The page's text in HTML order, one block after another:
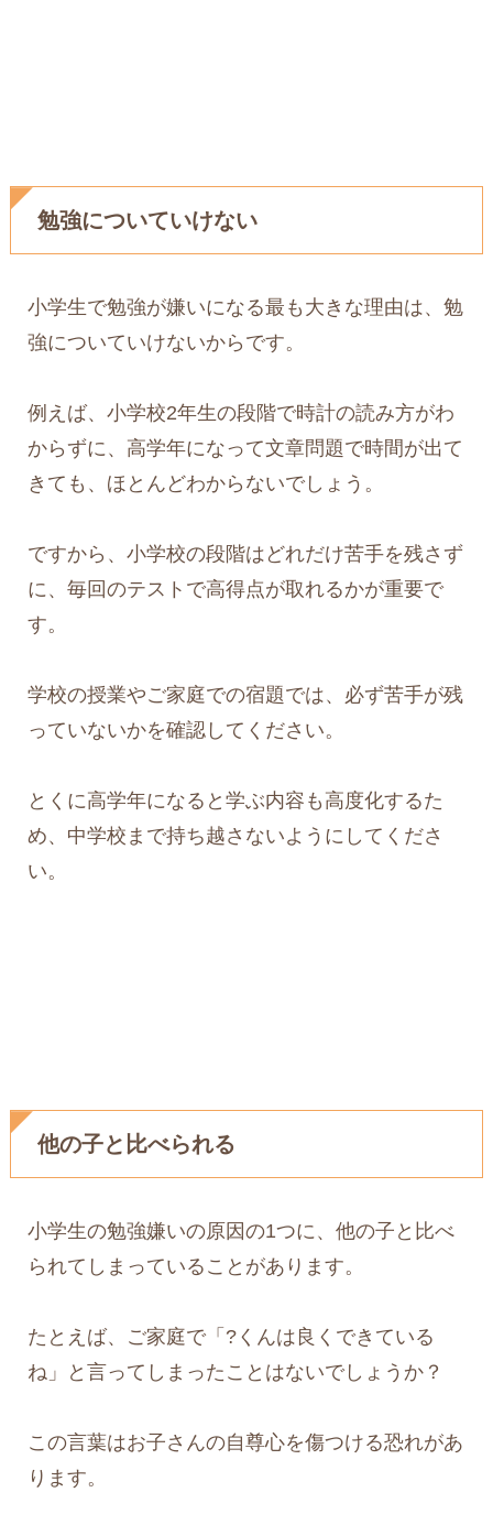
勉強についていけない
小学生で勉強が嫌いになる最も大きな理由は、勉
強についていけないからです。
例えば、小学校2年生の段階で時計の読み方がわ
からずに、高学年になって文章問題で時間が出て
きても、ほとんどわからないでしょう。
ですから、小学校の段階はどれだけ苦手を残さず
に、毎回のテストで高得点が取れるかが重要で
す。
学校の授業やご家庭での宿題では、必ず苦手が残
っていないかを確認してください。
とくに高学年になると学ぶ内容も高度化するた
め、中学校まで持ち越さないようにしてくださ
い。
他の子と比べられる
小学生の勉強嫌いの原因の1つに、他の子と比べ
られてしまっていることがあります。
たとえば、ご家庭で「?くんは良くできている
ね」と言ってしまったことはないでしょうか？
この言葉はお子さんの自尊心を傷つける恐れがあ
ります。